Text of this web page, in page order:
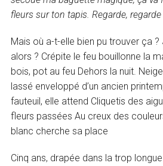
fleurs sur ton tapis. Regarde, regarde
Mais où a-t-elle bien pu trouver ça ?
alors ? Crépite le feu bouillonne la
bois, pot au feu Dehors la nuit.
lassé enveloppé d’un ancien
fauteuil, elle attend Cliquetis des
fleurs passées Au creux des
blanc cherche sa place
Cinq ans, drapée dans la trop